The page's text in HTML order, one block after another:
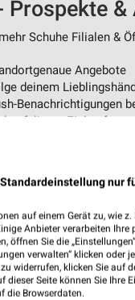
Prospekte &
Schuhe Filialen &
Angebote
deinem
Benachrichtigungen
- Einkauf
nur
auf einem Gerät zu, wie z.
Anbieter verarbeiten
Sie die
verwalten“ klicken oder
widerrufen, klicken Sie auf
dieser Seite können Sie
die Browserdaten.